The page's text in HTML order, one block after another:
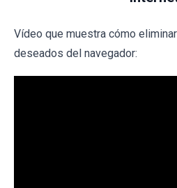
Vídeo que muestra cómo
deseados del navegador: